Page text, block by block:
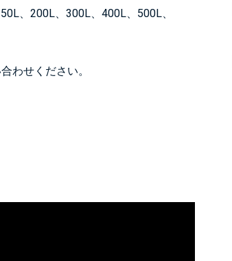
、200L、300L、400L、500L、
わせください。